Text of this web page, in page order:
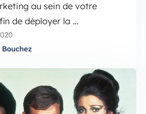
au sein de votre
de déployer la ...